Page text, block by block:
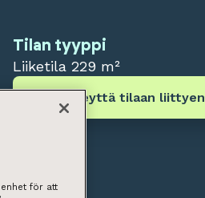
Tilan tyyppi
Liiketila 229 m²
Ota yhteyttä tilaan liittyen
för att